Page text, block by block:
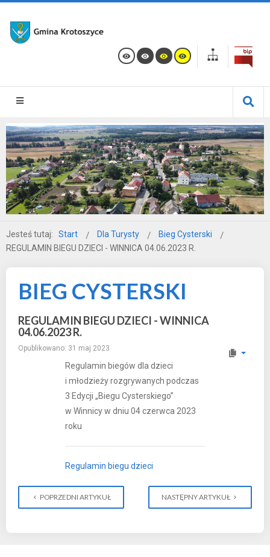
Jesteś tutaj: Start Dla Turysty
Bieg Cysterski
REGULAMIN BIEGU DZIECI - WINNICA 04.06.2023 R.
BIEG CYSTERSKI
REGULAMIN BIEGU DZIECI - WINNICA
04.06.2023 R.
Opublikowano: 31 maj 2023
Regulamin biegów dla dzieci
i młodzieży rozgrywanych podczas
3 Edycji „Biegu Cysterskiego”
w Winnicy w dniu 04 czerwca 2023
roku
Regulamin biegu dzieci
POPRZEDNI ARTYKUŁ NASTĘPNY ARTYKUŁ